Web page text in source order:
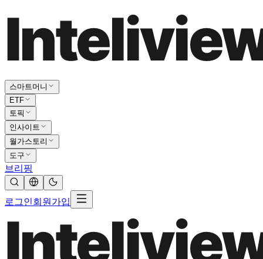
스마트머니
ETF
토픽
인사이트
월가스토리
도구
브리핑
로그인회원가입